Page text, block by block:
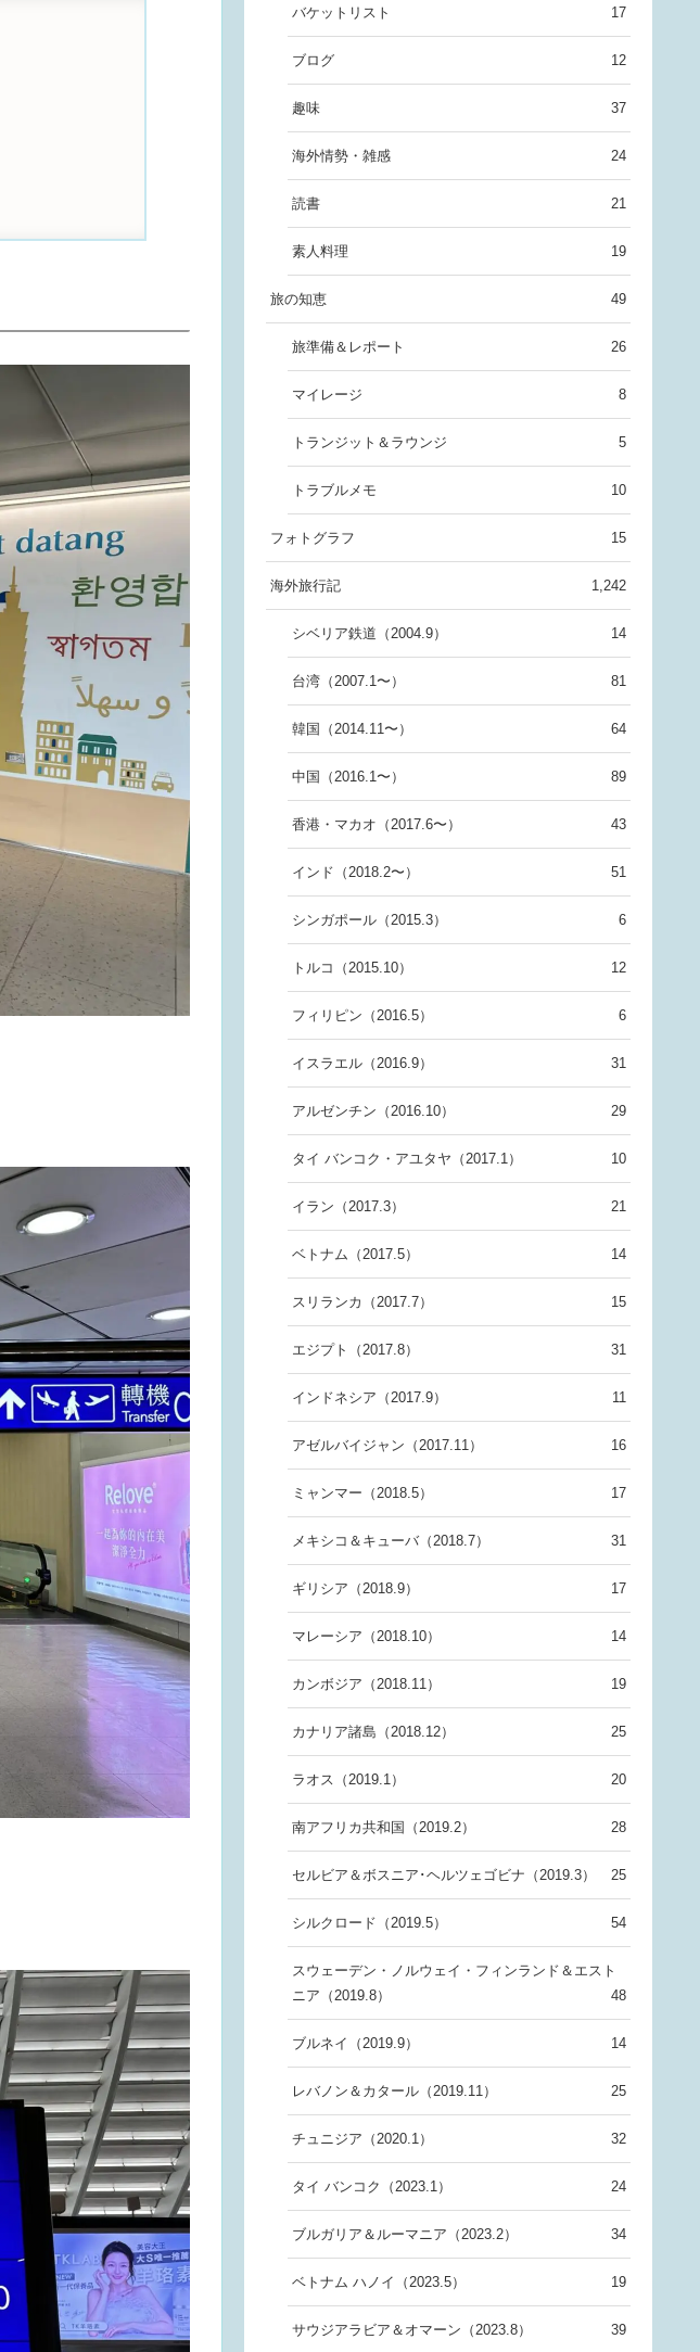
バケットリスト 17
ブログ 12
趣味 37
海外情勢・雑感 24
読書 21
素人料理 19
旅の知恵 49
旅準備＆レポート 26
マイレージ 8
トランジット＆ラウンジ 5
トラブルメモ 10
フォトグラフ 15
海外旅行記 1,242
シベリア鉄道（2004.9） 14
台湾（2007.1〜） 81
韓国（2014.11〜） 64
中国（2016.1〜） 89
香港・マカオ（2017.6〜） 43
インド（2018.2〜） 51
シンガポール（2015.3） 6
トルコ（2015.10） 12
フィリピン（2016.5） 6
イスラエル（2016.9） 31
アルゼンチン（2016.10） 29
タイ バンコク・アユタヤ（2017.1） 10
イラン（2017.3） 21
ベトナム（2017.5） 14
スリランカ（2017.7） 15
エジプト（2017.8） 31
インドネシア（2017.9） 11
アゼルバイジャン（2017.11） 16
ミャンマー（2018.5） 17
メキシコ＆キューバ（2018.7） 31
ギリシア（2018.9） 17
マレーシア（2018.10） 14
カンボジア（2018.11） 19
カナリア諸島（2018.12） 25
ラオス（2019.1） 20
南アフリカ共和国（2019.2） 28
セルビア＆ボスニア･ヘルツェゴビナ（2019.3） 25
シルクロード（2019.5） 54
スウェーデン・ノルウェイ・フィンランド＆エスト
ニア（2019.8）
48
ブルネイ（2019.9） 14
レバノン＆カタール（2019.11） 25
チュニジア（2020.1） 32
タイ バンコク（2023.1） 24
ブルガリア＆ルーマニア（2023.2） 34
ベトナム ハノイ（2023.5） 19
サウジアラビア＆オマーン（2023.8） 39